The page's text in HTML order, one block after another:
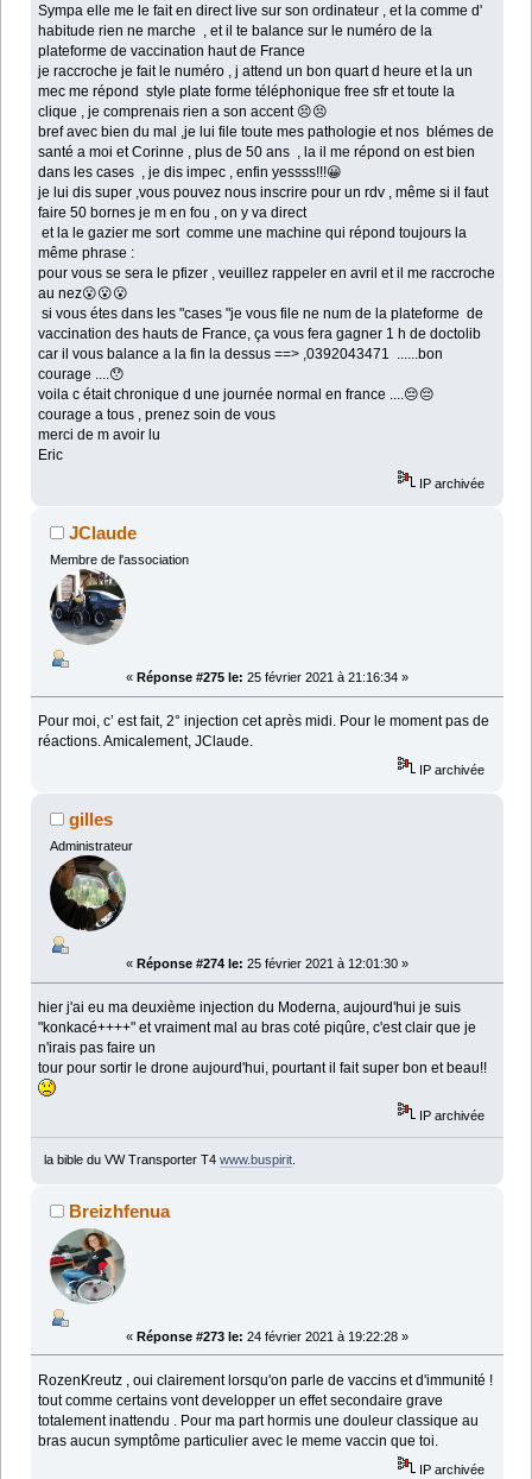
Sympa elle me le fait en direct live sur son ordinateur , et la comme d'
habitude rien ne marche , et il te balance sur le numéro de la
plateforme de vaccination haut de France
je raccroche je fait le numéro , j attend un bon quart d heure et la un
mec me répond style plate forme téléphonique free sfr et toute la
clique , je comprenais rien a son accent 😣😣
bref avec bien du mal ,je lui file toute mes pathologie et nos blémes de
santé a moi et Corinne , plus de 50 ans , la il me répond on est bien
dans les cases , je dis impec , enfin yessss!!!😀
je lui dis super ,vous pouvez nous inscrire pour un rdv , même si il faut
faire 50 bornes je m en fou , on y va direct
et la le gazier me sort comme une machine qui répond toujours la
même phrase :
pour vous se sera le pfizer , veuillez rappeler en avril et il me raccroche
au nez😮😮😮
si vous étes dans les "cases "je vous file ne num de la plateforme de
vaccination des hauts de France, ça vous fera gagner 1 h de doctolib
car il vous balance a la fin la dessus ==> ,0392043471 ......bon
courage ....😯
voila c était chronique d une journée normal en france ....😔😔
courage a tous , prenez soin de vous
merci de m avoir lu
Eric
IP archivée
JClaude
Membre de l'association
« Réponse #275 le: 25 février 2021 à 21:16:34 »
Pour moi, c’ est fait, 2° injection cet après midi. Pour le moment pas de
réactions. Amicalement, JClaude.
IP archivée
gilles
Administrateur
« Réponse #274 le: 25 février 2021 à 12:01:30 »
hier j'ai eu ma deuxième injection du Moderna, aujourd'hui je suis
"konkacé++++" et vraiment mal au bras coté piqûre, c'est clair que je
n'irais pas faire un
tour pour sortir le drone aujourd'hui, pourtant il fait super bon et beau!!
IP archivée
la bible du VW Transporter T4 www.buspirit.
Breizhfenua
« Réponse #273 le: 24 février 2021 à 19:22:28 »
RozenKreutz , oui clairement lorsqu'on parle de vaccins et d'immunité !
tout comme certains vont developper un effet secondaire grave
totalement inattendu . Pour ma part hormis une douleur classique au
bras aucun symptôme particulier avec le meme vaccin que toi.
IP archivée